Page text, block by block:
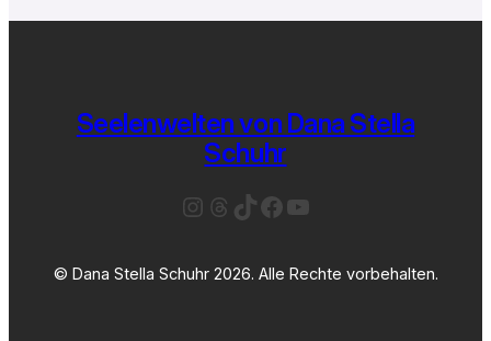
Seelenwelten von Dana Stella
Schuhr
Instagram
Threads
TikTok
Facebook
YouTube
© Dana Stella Schuhr 2026. Alle Rechte vorbehalten.